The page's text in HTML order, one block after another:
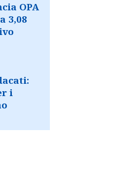
OPA
3,08
i